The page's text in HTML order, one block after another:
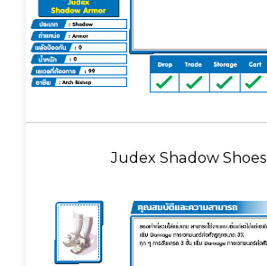
Judex Shadow Shoes